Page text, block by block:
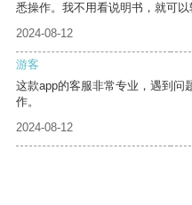
悉操作。我不用看说明书，就可以
2024-08-12
游客
这款app的客服非常专业，遇到问
作。
2024-08-12